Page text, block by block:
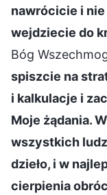
nawrócicie i
wejdziecie do
Bóg
spiszcie na
i kalkulacje i
Moje żądania.
wszystkich
dzieło, i w
cierpienia